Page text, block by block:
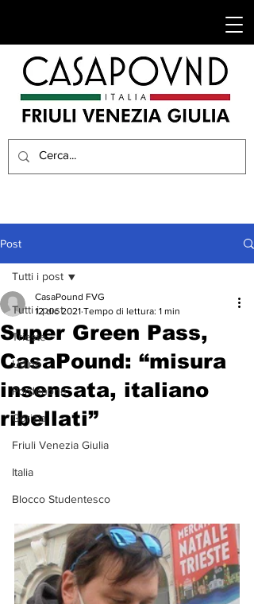
Post
Tutti i post
Trieste
Udine
Pordenone
Gorizia
Friuli Venezia Giulia
Italia
Blocco Studentesco
Tutti i post
Super Green Pass,
CasaPound: “misura
insensata, italiano
ribellati”
CasaPound FVG
12 dic 2021 Tempo di lettura: 1 min